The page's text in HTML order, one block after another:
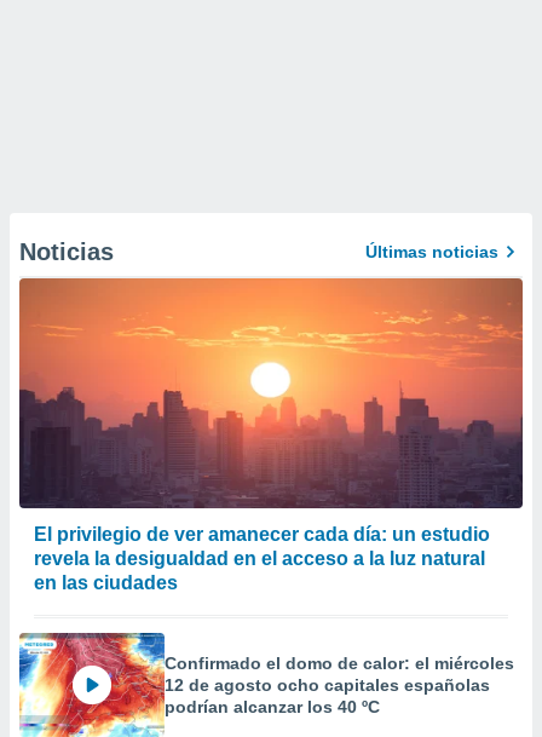
Noticias Últimas noticias
El privilegio de ver amanecer cada día: un estudio
revela la desigualdad en el acceso a la luz natural
en las ciudades
Confirmado el domo de calor: el miércoles
12 de agosto ocho capitales españolas
podrían alcanzar los 40 ºC